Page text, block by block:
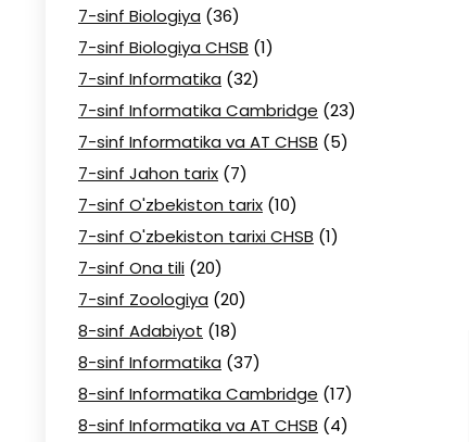
7-sinf Biologiya (36)
7-sinf Biologiya CHSB (1)
7-sinf Informatika (32)
7-sinf Informatika Cambridge (23)
7-sinf Informatika va AT CHSB (5)
7-sinf Jahon tarix (7)
7-sinf O'zbekiston tarix (10)
7-sinf O'zbekiston tarixi CHSB (1)
7-sinf Ona tili (20)
7-sinf Zoologiya (20)
8-sinf Adabiyot (18)
8-sinf Informatika (37)
8-sinf Informatika Cambridge (17)
8-sinf Informatika va AT CHSB (4)